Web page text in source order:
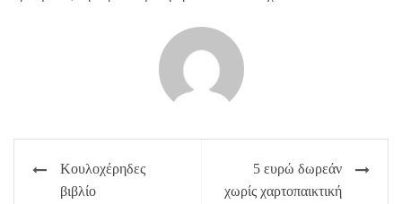
Πλοήγηση
άρθρων
Κουλοχέρηδες
βιβλίο
5 ευρώ δωρεάν
χωρίς χαρτοπαικτική